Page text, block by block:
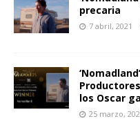
precaria
7 abril, 2021
los Oscar
25 marzo,